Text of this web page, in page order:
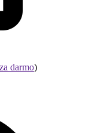
darmo)